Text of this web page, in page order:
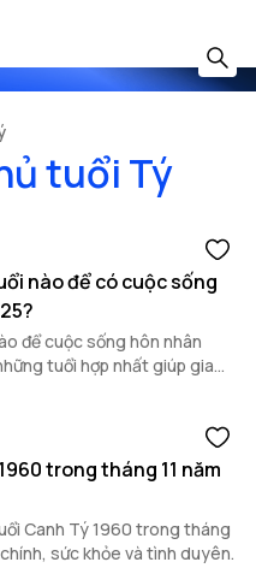
tuổi Tý
nào để có cuộc sống
để cuộc sống hôn nhân
tuổi hợp nhất giúp gia
tình cảm bền vững.
trong tháng 11 năm
Canh Tý 1960 trong tháng
sức khỏe và tình duyên.